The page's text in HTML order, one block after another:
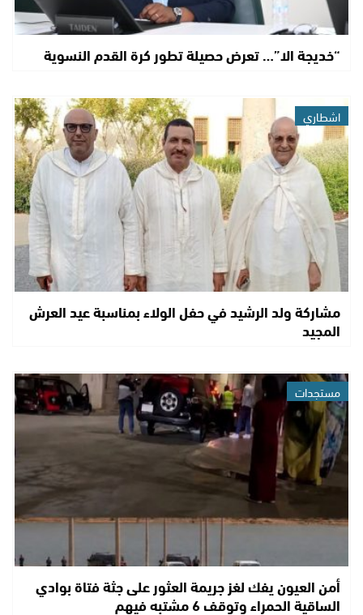
“خديجة الا”… تعرض حصيلة تطور كرة القدم النسوية
اشطاري
مشاركة ولد الرشيد في حفل الولاء بمناسبة عيد العرش
المجيد
مستجدات
أمن العيون يفك لغز جريمة العثور على جثة فتاة بوادي
الساقية الحمراء وتوقف 6 مشتبه فيهم